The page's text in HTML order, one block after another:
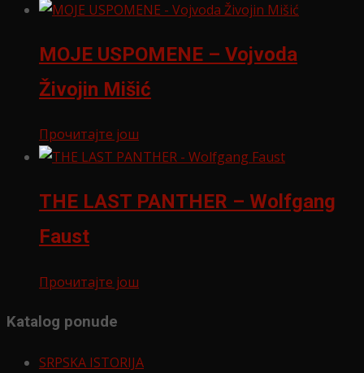
MOJE USPOMENE – Vojvoda
Živojin Mišić
Прочитајте још
THE LAST PANTHER – Wolfgang
Faust
Прочитајте још
Katalog ponude
SRPSKA ISTORIJA